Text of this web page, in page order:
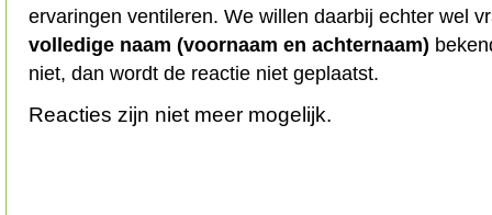
ervaringen ventileren. We willen daarbij echter wel
volledige naam (voornaam en achternaam)
niet, dan wordt de reactie niet geplaatst.
Reacties zijn niet meer mogelijk.